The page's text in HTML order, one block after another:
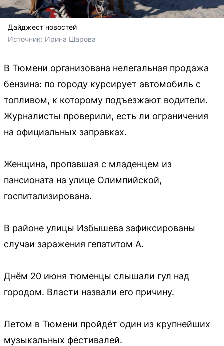
Дайджест новостей
Источник: Ирина Шарова
В Тюмени организована нелегальная продажа
бензина: по городу курсирует автомобиль с
топливом, к которому подъезжают водители.
Журналисты проверили, есть ли ограничения
на официальных заправках.
Женщина, пропавшая с младенцем из
пансионата на улице Олимпийской,
госпитализирована.
В районе улицы Избышева зафиксированы
случаи заражения гепатитом А.
Днём 20 июня тюменцы слышали гул над
городом. Власти назвали его причину.
Летом в Тюмени пройдёт один из крупнейших
музыкальных фестивалей.